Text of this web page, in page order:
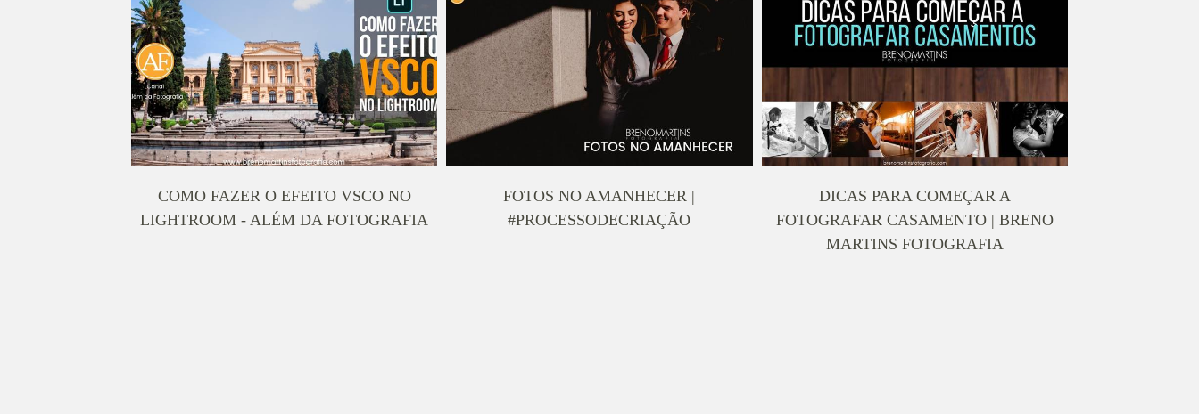
COMO FAZER O EFEITO VSCO NO
LIGHTROOM - ALÉM DA FOTOGRAFIA
FOTOS NO AMANHECER |
#PROCESSODECRIAÇÃO
DICAS PARA COMEÇAR A
FOTOGRAFAR CASAMENTO | BRENO
MARTINS FOTOGRAFIA